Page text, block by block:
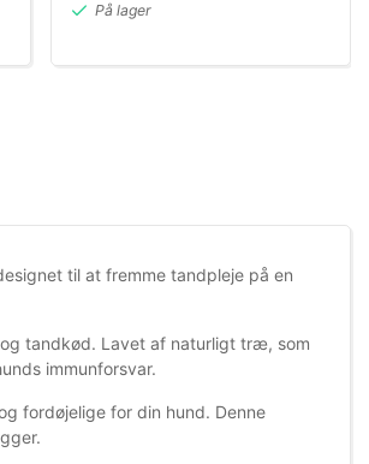
På lager
til at fremme tandpleje på en
tandkød. Lavet af naturligt træ, som
immunforsvar.
fordøjelige for din hund. Denne